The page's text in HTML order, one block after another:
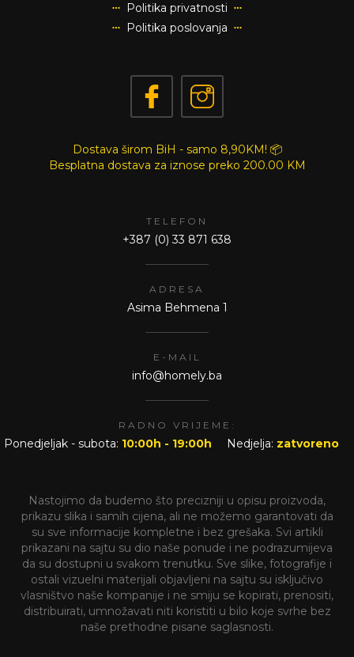
Politika privatnosti
Politika poslovanja
Dostava širom BiH - samo 8,90KM! 📦
Besplatna dostava za iznose preko 200.00 KM
TELEFON
+387 (0) 33 871 638
ADRESA
Asima Behmena 1
E-MAIL
info@homely.ba
RADNO VRIJEME:
Ponedjeljak - subota: 10:00h - 19:00h Nedjelja: zatvoreno
Nastojimo da budemo što precizniji u opisu proizvoda,
prikazu slika i samih cijena, ali ne možemo garantovati da
su sve informacije kompletne i bez grešaka. Svi artikli
prikazani na sajtu su dio naše ponude i ne podrazumijeva
da su dostupni u svakom trenutku. Sve slike, fotografije i
ostali vizuelni materijali objavljeni na sajtu su isključivo
vlasništvo naše kompanije i ne smiju se kopirati, prenositi,
distribuirati, umnožavati niti koristiti u bilo koje svrhe bez
naše prethodne pisane saglasnosti.